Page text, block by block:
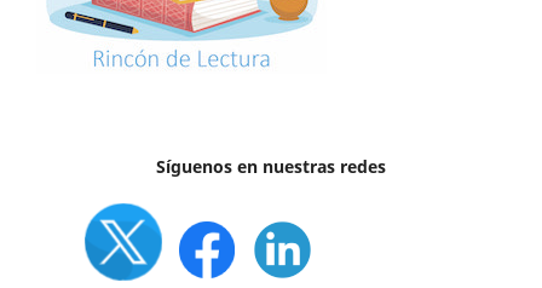
Síguenos en nuestras redes